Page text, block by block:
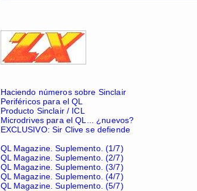
Haciendo números sobre Sinclair
Periféricos para el QL
Producto Sinclair / ICL
Microdrives para el QL... ¿nuevos?
EXCLUSIVO: Sir Clive se defiende
QL Magazine. Suplemento. (1/7)
QL Magazine. Suplemento. (2/7)
QL Magazine. Suplemento. (3/7)
QL Magazine. Suplemento. (4/7)
QL Magazine. Suplemento. (5/7)